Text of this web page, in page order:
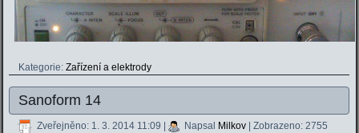
Kategorie:Zařízení a elektrody
Sanoform 14
Zveřejněno: 1. 3. 2014 11:09 | Napsal Milkov | Zobrazeno: 2755